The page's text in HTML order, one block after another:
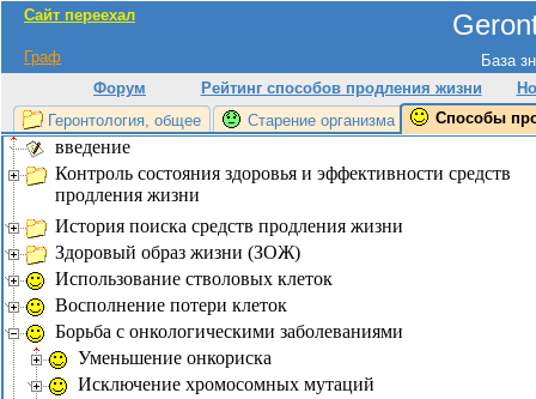
Сайт переехал
База
Граф
Форум
Рейтинг способов продления жизни
Геронтология, общее
Старение организма Способы
введение
Контроль состояния здоровья и эффективности средств
продления жизни
История поиска средств продления жизни
Здоровый образ жизни (ЗОЖ)
Использование стволовых клеток
Восполнение потери клеток
Борьба с онкологическими заболеваниями
Уменьшение онкориска
Исключение хромосомных мутаций